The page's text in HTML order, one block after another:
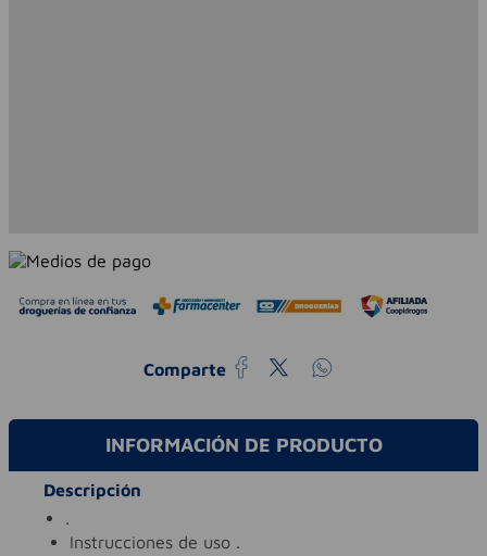
Comparte
INFORMACIÓN DE PRODUCTO
Descripción
.
instrucciones de uso .